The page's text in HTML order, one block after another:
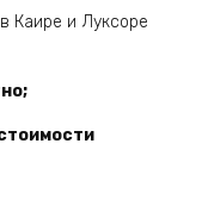
Каире и Луксоре